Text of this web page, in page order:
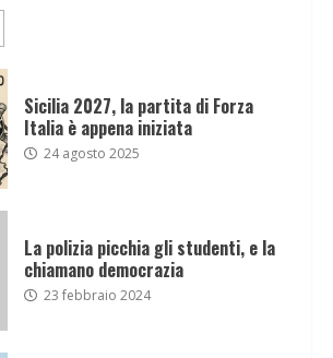
Sicilia 2027, la partita di Forza
Italia è appena iniziata
24 agosto 2025
La polizia picchia gli studenti, e la
chiamano democrazia
23 febbraio 2024